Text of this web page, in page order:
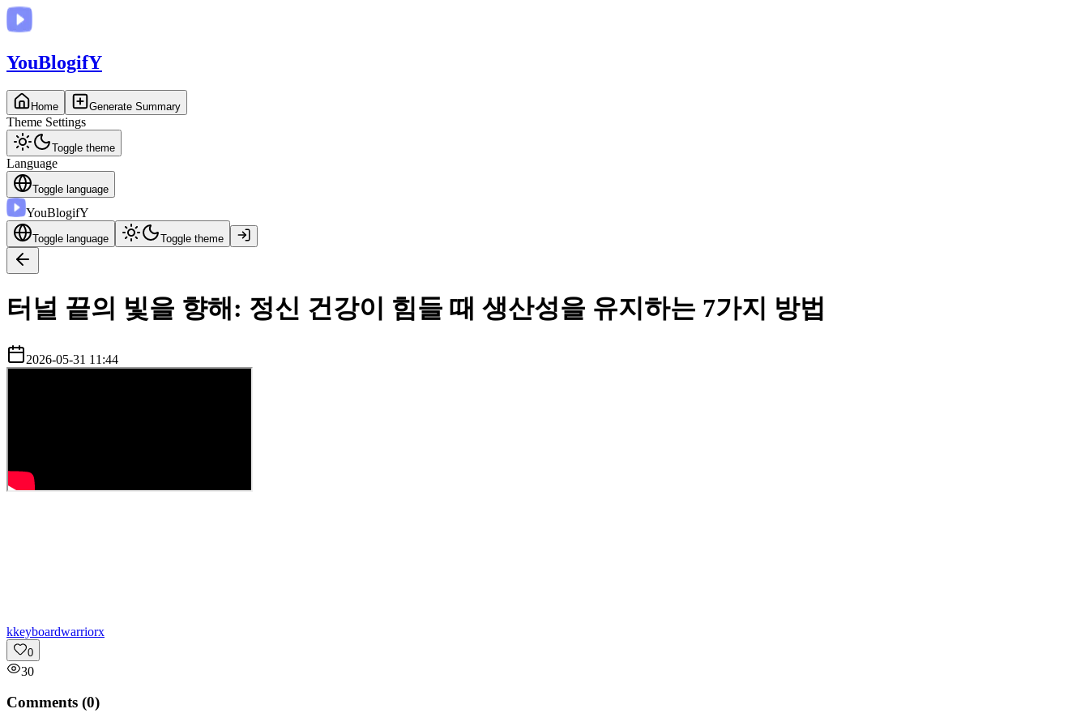
YouBlogifY
Home Generate Summary
Theme Settings
Toggle theme
Language
Toggle language
YouBlogifY
Toggle language Toggle theme
터널 끝의 빛을 향해: 정신 건강이 힘들 때 생산성을 유지하는 7가지 방법
2026-05-31 11:44
kkeyboardwarriorx
0
30
Comments (0)